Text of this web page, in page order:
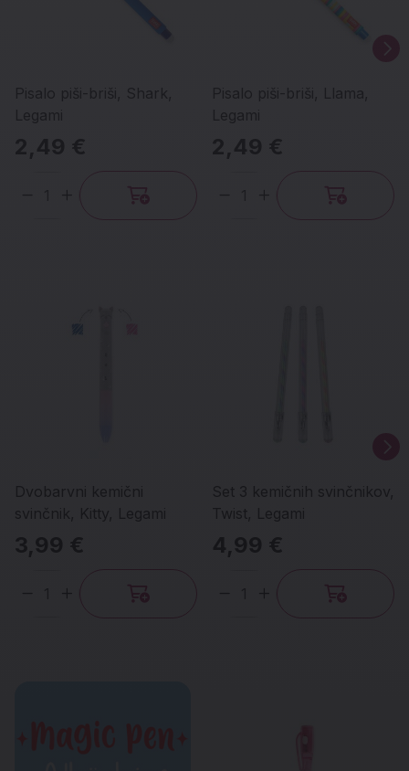
Pisalo piši-briši, Shark,
Legami
2,49 €
Pisalo piši-briši, Llama,
Legami
2,49 €
Količina
Dvobarvni kemični
svinčnik, Kitty, Legami
3,99 €
Količina
Set 3 kemičnih svinčnikov,
Twist, Legami
4,99 €
Količina